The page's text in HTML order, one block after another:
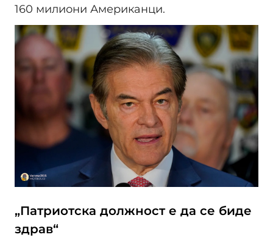
160 милиони Американци.
„Патриотска должност е да се биде
здрав“